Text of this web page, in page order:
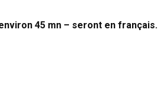
45 mn – seront en français.